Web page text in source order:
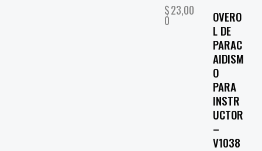
$23,00
0
OVERO
L DE
PARAC
AIDISM
O
PARA
INSTR
UCTOR
–
V1038